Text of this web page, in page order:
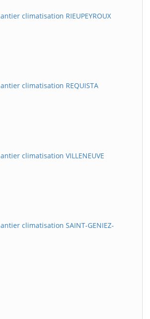
climatisation RIEUPEYROUX
climatisation REQUISTA
climatisation VILLENEUVE
climatisation SAINT-GENIEZ-